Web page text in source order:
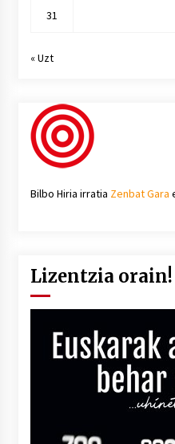
31
« Uzt
Bilbo Hiria irratia Zenbat Gara
Lizentzia orain!